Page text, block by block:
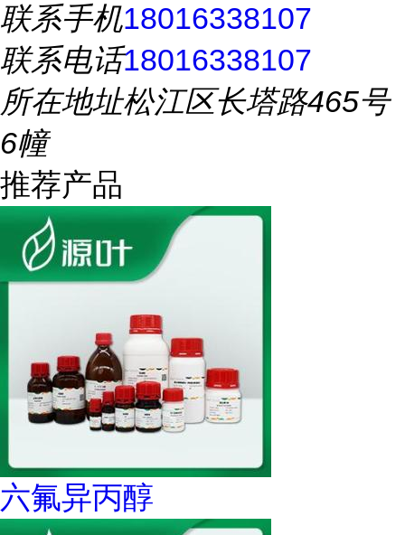
联系手机18016338107
联系电话18016338107
所在地址松江区长塔路465号
6幢
推荐产品
六氟异丙醇